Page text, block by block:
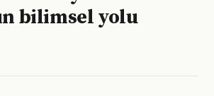
bilimsel yolu